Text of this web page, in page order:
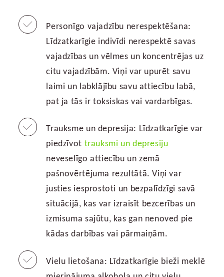
Personīgo vajadzību nerespektēšana:
Līdzatkarīgie indivīdi nerespektē savas
vajadzības un vēlmes un koncentrējas uz
citu vajadzībām. Viņi var upurēt savu
laimi un labklājību savu attiecību labā,
pat ja tās ir toksiskas vai vardarbīgas.
Trauksme un depresija: Līdzatkarīgie var
piedzīvot trauksmi un depresiju
neveselīgo attiecību un zemā
pašnovērtējuma rezultātā. Viņi var
justies iesprostoti un bezpalīdzīgi savā
situācijā, kas var izraisīt bezcerības un
izmisuma sajūtu, kas gan nenoved pie
kādas darbības vai pārmaiņām.
Vielu lietošana: Līdzatkarīgie bieži meklē